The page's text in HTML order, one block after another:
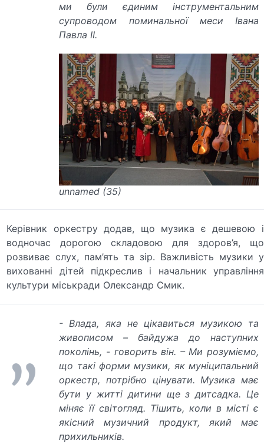
ми були єдиним інструментальним
супроводом поминальної меси Івана
Павла II.
unnamed (35)
Керівник оркестру додав, що музика є дешевою і
водночас дорогою складовою для здоров’я, що
розвиває слух, пам’ять та зір. Важливість музики у
вихованні дітей підкреслив і начальник управління
культури міськради Олександр Смик.
- Влада, яка не цікавиться музикою та
живописом – байдужа до наступних
поколінь, - говорить він. – Ми розуміємо,
що такі форми музики, як муніципальний
оркестр, потрібно цінувати. Музика має
бути у житті дитини ще з дитсадка. Це
міняє її світогляд. Тішить, коли в місті є
якісний музичний продукт, який має
прихильників.